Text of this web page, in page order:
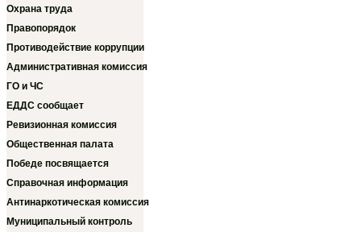
Охрана труда
Правопорядок
Противодействие коррупции
Административная комиссия
ГО и ЧС
ЕДДС сообщает
Ревизионная комиссия
Общественная палата
Победе посвящается
Справочная информация
Антинаркотическая комиссия
Муниципальный контроль